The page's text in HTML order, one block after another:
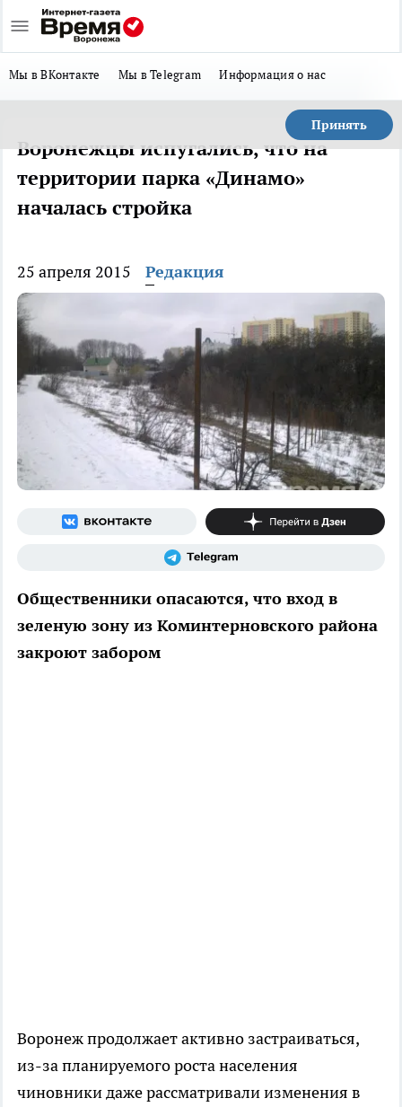
Мы в ВКонтакте Мы в Telegram Информация о нас
Принять
Воронежцы испугались, что на
территории парка «Динамо»
началась стройка
25 апреля 2015 Редакция
Общественники опасаются, что вход в
зеленую зону из Коминтерновского района
закроют забором
Воронеж продолжает активно застраиваться,
из-за планируемого роста населения
чиновники даже рассматривали изменения в